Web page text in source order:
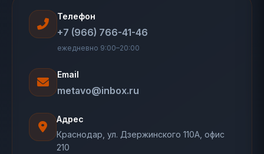
Телефон
+7 (966) 766-41-46
ежедневно 9:00–20:00
Email
metavo@inbox.ru
Адрес
Краснодар, ул. Дзержинского 110А, офис
210